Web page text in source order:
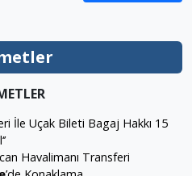
İle Uçak Bileti Bagaj Hakkı 15
Havalimanı Transferi